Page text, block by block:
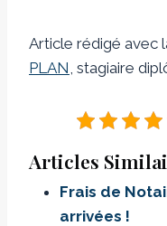
Article rédigé avec
PLAN , stagiaire
Articles
Frais de
arrivées !